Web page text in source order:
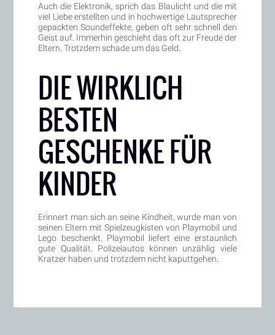
Auch die Elektronik, sprich das Blaulicht und die mit
viel Liebe erstellten und in hochwertige Lautsprecher
gepackten Soundeffekte, geben oft sehr schnell den
Geist auf. Immerhin geschieht das oft zur Freude der
Eltern. Trotzdem schade um das Geld.
DIE WIRKLICH
BESTEN
GESCHENKE FÜR
KINDER
Erinnert man sich an seine Kindheit, wurde man von
seinen Eltern mit Spielzeugkisten von Playmobil und
Lego beschenkt. Playmobil liefert eine erstaunlich
gute Qualität. Polizeiautos können unzählig viele
Kratzer haben und trotzdem nicht kaputtgehen.